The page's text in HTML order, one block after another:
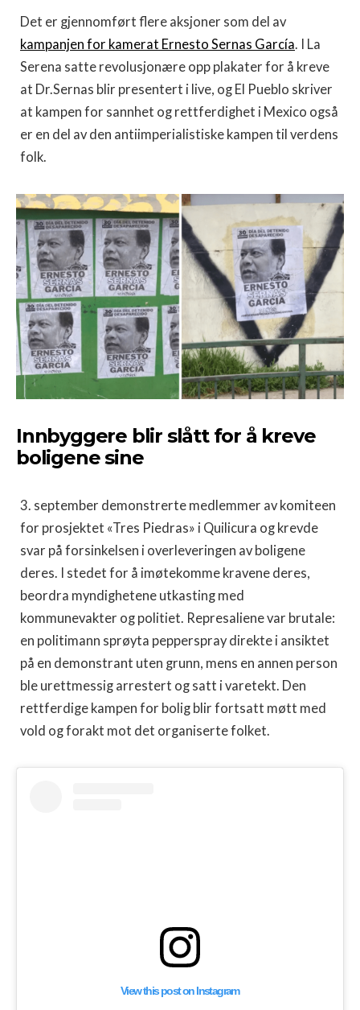
Det er gjennomført flere aksjoner som del av
kampanjen for kamerat Ernesto Sernas García. I La
Serena satte revolusjonære opp plakater for å kreve
at Dr.Sernas blir presentert i live, og El Pueblo skriver
at kampen for sannhet og rettferdighet i Mexico også
er en del av den antiimperialistiske kampen til verdens
folk.
Innbyggere blir slått for å kreve
boligene sine
3. september demonstrerte medlemmer av komiteen
for prosjektet «Tres Piedras» i Quilicura og krevde
svar på forsinkelsen i overleveringen av boligene
deres. I stedet for å imøtekomme kravene deres,
beordra myndighetene utkasting med
kommunevakter og politiet. Represaliene var brutale:
en politimann sprøyta pepperspray direkte i ansiktet
på en demonstrant uten grunn, mens en annen person
ble urettmessig arrestert og satt i varetekt. Den
rettferdige kampen for bolig blir fortsatt møtt med
vold og forakt mot det organiserte folket.
View this post on Instagram